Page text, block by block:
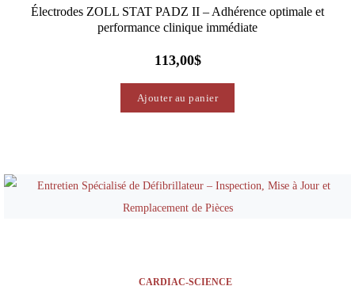
Électrodes ZOLL STAT PADZ II – Adhérence optimale et
performance clinique immédiate
113,00$
Ajouter au panier
CARDIAC-SCIENCE